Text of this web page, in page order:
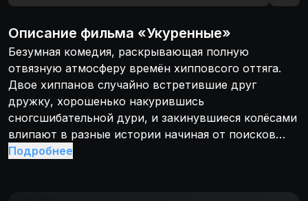
Описание фильма «Укуренные»
Безумная комедия, раскрывающая полную
отвязную атмосферу времён хипповсого оттяга.
Двое хиппанов случайно встретившие друг
дружку, хорошенько накурившись
сногсшибательной дури, и закинувшиеся колёсами
влипают в разные истории начиная от поисков
шмали и заканчивая пересечением границы на
Подробнее